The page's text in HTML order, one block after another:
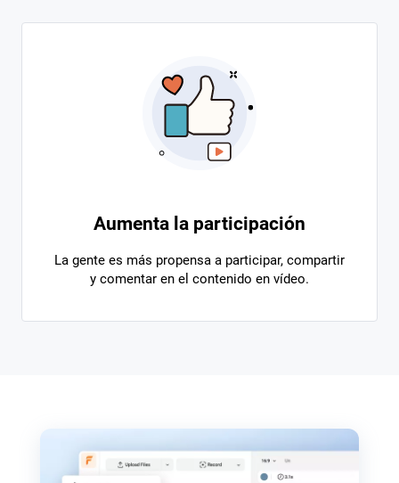
Aumenta la participación
La gente es más propensa a participar, compartir
y comentar en el contenido en vídeo.